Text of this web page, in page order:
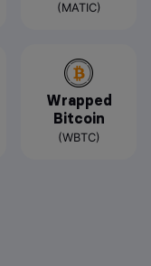
(MATIC)
Wrapped
Bitcoin
(WBTC)